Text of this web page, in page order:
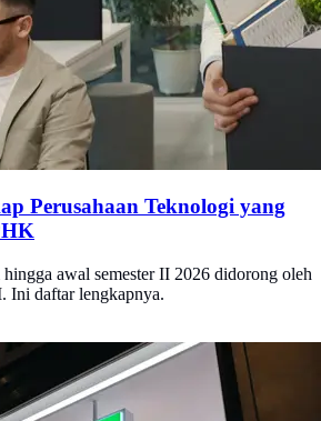
Perusahaan Teknologi yang
awal semester II 2026 didorong oleh
Ini daftar lengkapnya.